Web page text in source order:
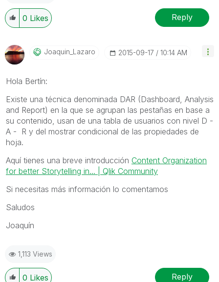
0 Likes Reply
Joaquin_Lazaro ‎2015-09-17 10:14 AM
Hola Bertín:
Existe una técnica denominada DAR (Dashboard, Analysis
and Report) en la que se agrupan las pestañas en base a
su contenido, usan de una tabla de usuarios con nivel D -
A - R y del mostrar condicional de las propiedades de
hoja.
Aquí tienes una breve introducción Content Organization
for better Storytelling in... | Qlik Community
Si necesitas más información lo comentamos
Saludos
Joaquín
1,113 Views
0 Likes Reply